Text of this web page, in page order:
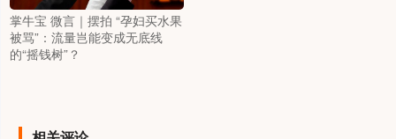
掌牛宝 微言｜摆拍 “孕妇买水果
被骂”：流量岂能变成无底线
的“摇钱树”？